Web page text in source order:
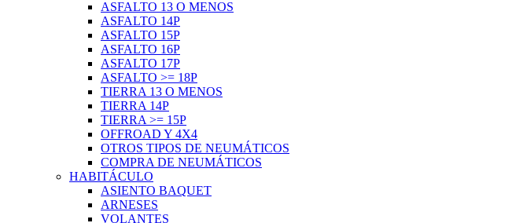
ASFALTO 13 O MENOS
ASFALTO 14P
ASFALTO 15P
ASFALTO 16P
ASFALTO 17P
ASFALTO >= 18P
TIERRA 13 O MENOS
TIERRA 14P
TIERRA >= 15P
OFFROAD Y 4X4
OTROS TIPOS DE NEUMÁTICOS
COMPRA DE NEUMÁTICOS
HABITÁCULO
ASIENTO BAQUET
ARNESES
VOLANTES